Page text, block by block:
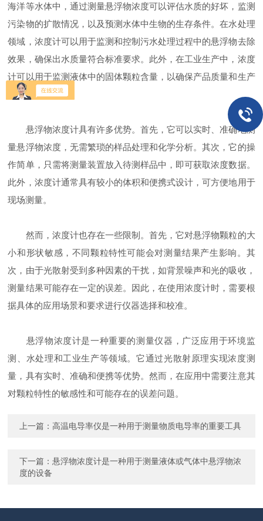
海洋等水体中，通过测量悬浮物浓度可以评估水质的好坏，监测
污染物的扩散情况，以及预测水体中生物的生存条件。在水处理
领域，浓度计可以用于监测和控制污水处理过程中的悬浮物去除
效果，确保出水质量符合标准要求。此外，在工业生产中，浓度
计可以用于监测液体中的固体颗粒含量，以确保产品质量和生产
效率。
悬浮物浓度计具有许多优势。首先，它可以实时、准确地测
量悬浮物浓度，无需繁琐的样品处理和化学分析。其次，它的操
作简单，只需将测量装置放入待测样品中，即可获取浓度数据。
此外，浓度计通常具有较小的体积和便携式设计，可方便地用于
现场测量。
然而，浓度计也存在一些限制。首先，它对悬浮物颗粒的大
小和形状敏感，不同颗粒特性可能会对测量结果产生影响。其
次，由于光散射受到多种因素的干扰，如背景噪声和光的吸收，
测量结果可能存在一定的误差。因此，在使用浓度计时，需要根
据具体的应用场景和要求进行仪器选择和校准。
悬浮物浓度计是一种重要的测量仪器，广泛应用于环境监
测、水处理和工业生产等领域。它通过光散射原理实现浓度测
量，具有实时、准确和便携等优势。然而，在应用中需要注意其
对颗粒特性的敏感性和可能存在的误差问题。
上一篇：高温电导率仪是一种用于测量物质电导率的重要工具
下一篇：悬浮物浓度计是一种用于测量液体或气体中悬浮物浓
度的设备